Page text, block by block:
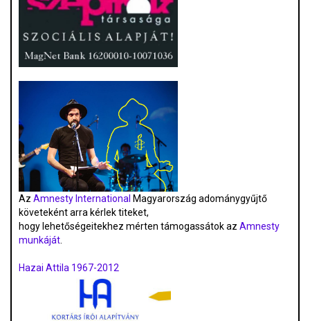
Az Amnesty International Magyarország adománygyűjtő
követeként arra kérlek titeket,
hogy lehetőségeitekhez mérten támogassátok az Amnesty
munkáját.
Hazai Attila 1967-2012